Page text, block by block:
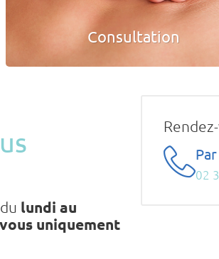
Consultation
lundi au
uniquement
02